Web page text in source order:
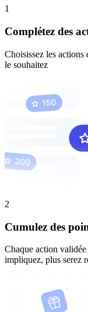
1
Complétez des
Choisissez les
le souhaitez
2
Cumulez des
Chaque action
impliquez, plus serez